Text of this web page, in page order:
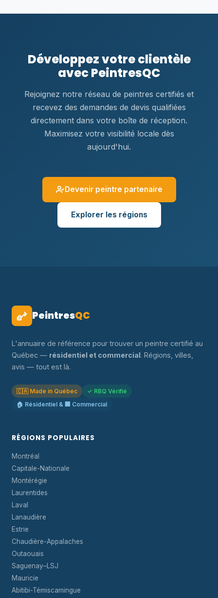
Développez votre clientèle
avec PeintresQC
Rejoignez notre réseau de peintres certifiés et
recevez des demandes de devis qualifiées
directement dans votre boîte de réception.
Maximisez votre visibilité locale dès
aujourd'hui.
Devenir peintre partenaire
Explorer les régions
PeintresQC
L'annuaire de référence pour trouver un peintre certifié au
Québec — résidentiel et commercial. Régions, villes,
avis — tout est là.
🇨🇦 Made in Québec
✓ RBQ Vérifié
🏠 Résidentiel & 🏢 Commercial
RÉGIONS POPULAIRES
Montréal
Capitale-Nationale
Montérégie
Laurentides
Laval
Lanaudière
Estrie
Chaudière-Appalaches
Outaouais
Saguenay–LSJ
Mauricie
Abitibi-Témiscamingue